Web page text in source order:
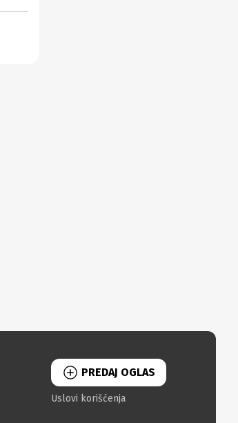
PREDAJ OGLAS
Uslovi korišćenja